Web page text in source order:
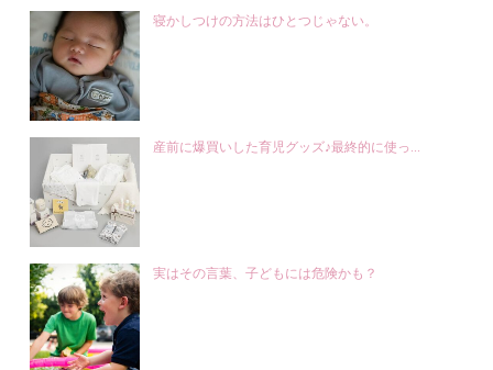
寝かしつけの方法はひとつじゃない。
産前に爆買いした育児グッズ♪最終的に使っ...
実はその言葉、子どもには危険かも？